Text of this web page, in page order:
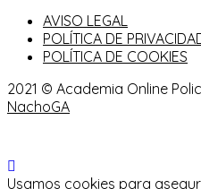
AVISO LEGAL
POLÍTICA DE
POLÍTICA DE COOKIES
2021 © Academia Online
NachoGA
Usamos cookies para